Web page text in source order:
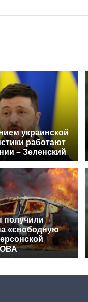
украинской
работают
– Зеленский
получили
«свободную
ОВА